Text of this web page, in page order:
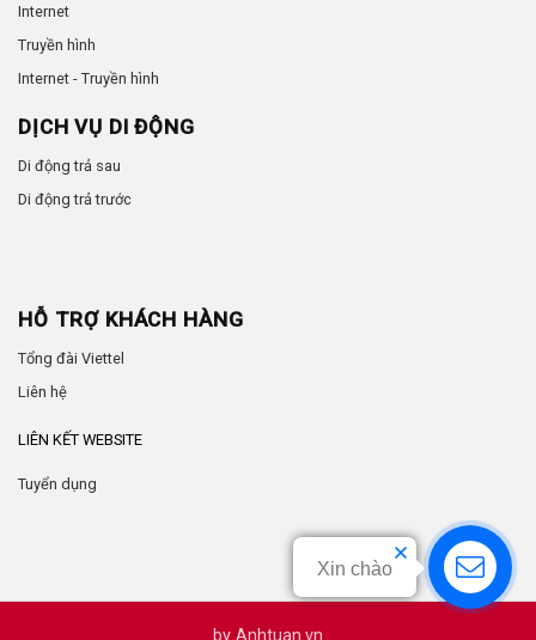
Internet
Truyền hình
Internet - Truyền hình
DỊCH VỤ DI ĐỘNG
Di động trả sau
Di động trả trước
HỖ TRỢ KHÁCH HÀNG
Tổng đài Viettel
Liên hệ
LIÊN KẾT WEBSITE
Tuyển dụng
Xin chào